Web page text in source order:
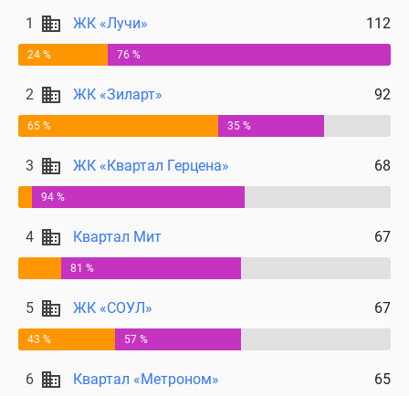
Дома
коттеджи
поселки
Москве
Готовые
коттеджные
поселки
Строящиеся
коттеджные
поселки
Коттеджные
поселки
лесу
1 ЖК «Лучи» 112
24 % 76 %
2 ЖК «Зиларт» 92
65 % 35 %
3 ЖК «Квартал Герцена» 68
94 %
4 Квартал Мит 67
81 %
5 ЖК «СОУЛ» 67
43 % 57 %
6 Квартал «Метроном» 65